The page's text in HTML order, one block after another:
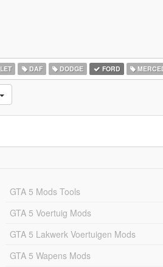
DAF DODGE FORD
GTA 5 Mods Tools
GTA 5 Voertuig Mods
GTA 5 Lakwerk Voertuigen Mods
GTA 5 Wapens Mods